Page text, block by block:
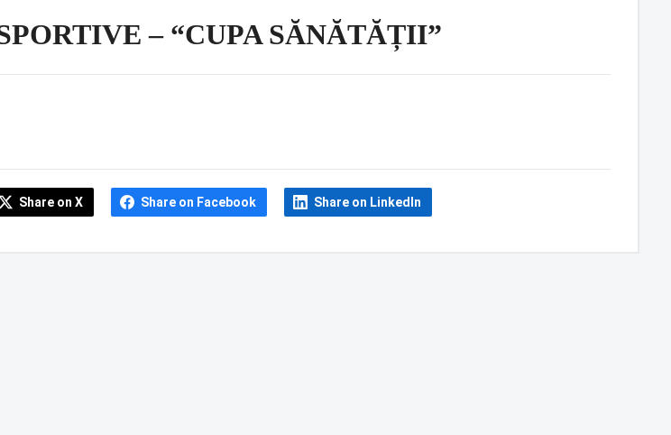
– “CUPA SĂNĂTĂȚII”
Share on X Share on Facebook Share on LinkedIn